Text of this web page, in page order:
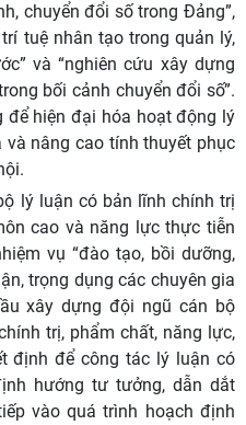
chuyển đổi số trong Đảng”,
tuệ nhân tạo trong quản lý,
và “nghiên cứu xây dựng
bối cảnh chuyển đổi số”.
hiện đại hóa hoạt động lý
nâng cao tính thuyết phục
lý luận có bản lĩnh chính trị
cao và năng lực thực tiễn
vụ “đào tạo, bồi dưỡng,
trọng dụng các chuyên gia
xây dựng đội ngũ cán bộ
trị, phẩm chất, năng lực,
định để công tác lý luận có
hướng tư tưởng, dẫn dắt
vào quá trình hoạch định